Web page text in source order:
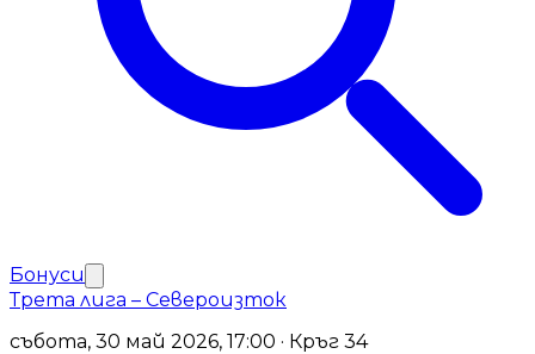
Бонуси
Трета лига – Североизток
събота, 30 май 2026, 17:00 · Кръг 34